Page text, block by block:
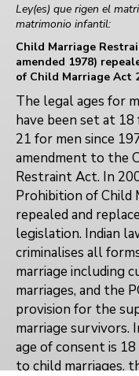
Ley(es) que rigen el
matrimonio infantil:
Child Marriage
amended 1978)
of Child Marriage Act
The legal ages for
have been set at
21 for men since
amendment to the
Restraint Act. In
Prohibition of Child
repealed and
legislation. Indian
criminalises all
marriage including
marriages, and the
provision for the
marriage survivors.
age of consent is 18
to child marriages,